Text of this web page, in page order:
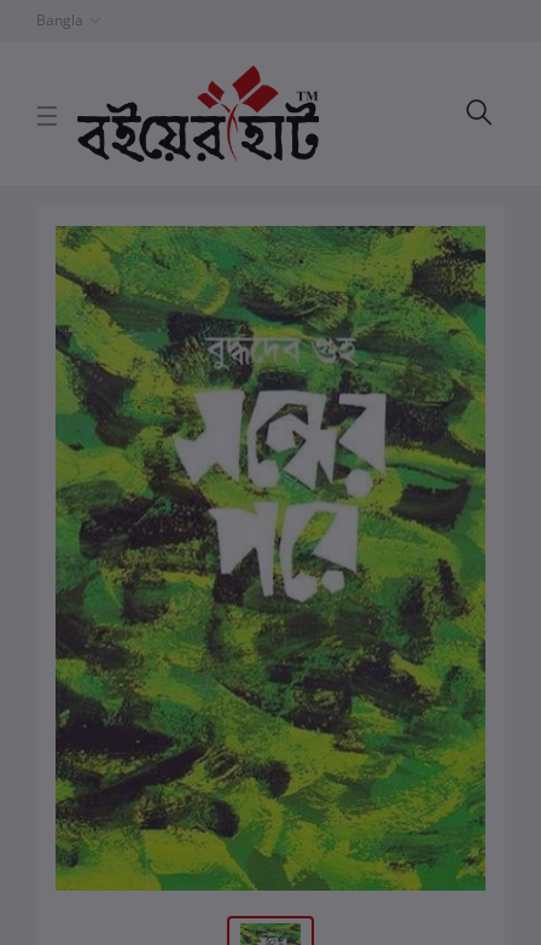
Bangla